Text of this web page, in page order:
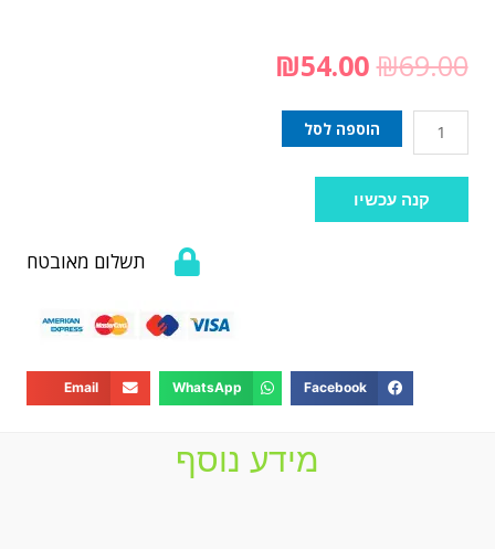
₪69.00
₪54.00
הוספה לסל
קנה עכשיו
תשלום מאובטח
Facebook
WhatsApp
Email
מידע נוסף